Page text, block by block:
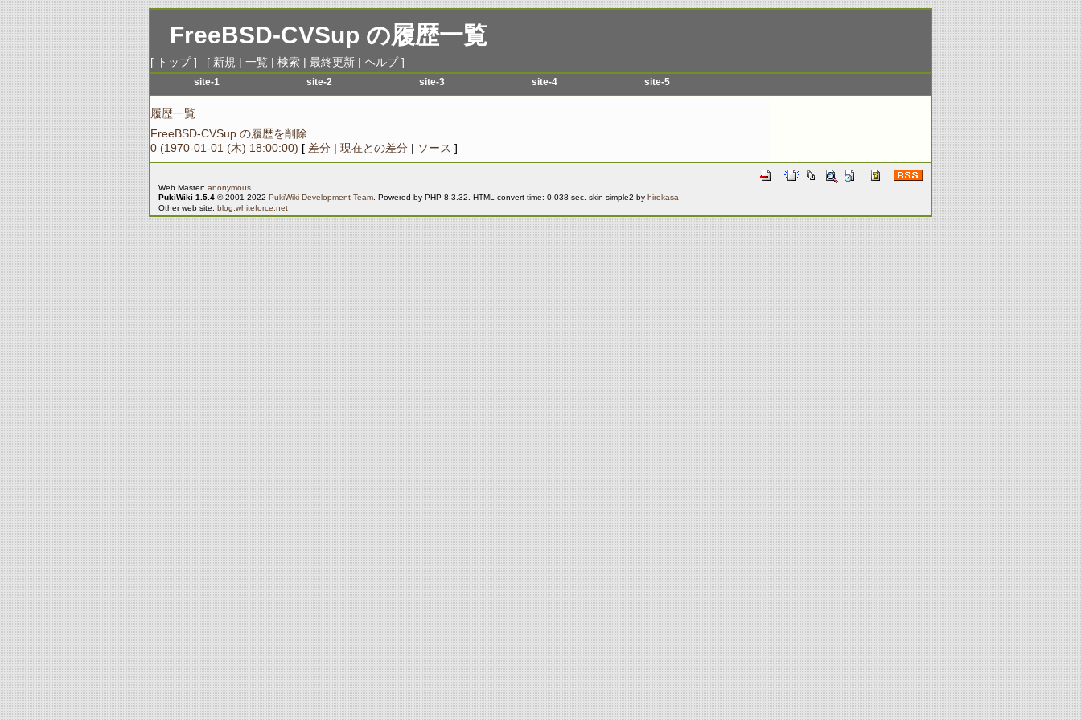
FreeBSD-CVSup の履歴一覧
[ トップ] [ 新規 | 一覧 | 検索 | 最終更新 | ヘルプ]
site-1
menu-2
menu-3
menu-4
menu-6
site-2
menu-3
menu-4
menu-6
site-3
menu-3
menu-4
menu-6
site-4
menu-4
menu-6
site-5
menu-4
menu-6
履歴一覧
FreeBSD-CVSup の履歴を削除
0 (1970-01-01 (木) 18:00:00) [ 差分 | 現在との差分 | ソース ]
Web Master: anonymous
PukiWiki 1.5.4 © 2001-2022 PukiWiki Development Team . Powered by PHP 8.3.32. HTML convert time: 0.038 sec. skin simple2 by hirokasa
Other web site: blog.whiteforce.net